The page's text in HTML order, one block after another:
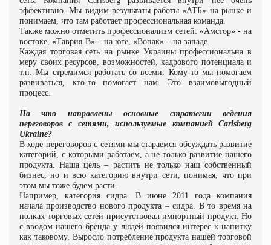
эффективно. Мы видим результаты работы «АТБ» на рынке и
понимаем, что там работает профессиональная команда.
Также можно отметить профессионализм сетей: «Амстор» - на
востоке, «Таврия-В» – на юге, «Вопак» – на западе.
Каждая торговая сеть на рынке Украины профессиональна в
меру своих ресурсов, возможностей, кадрового потенциала и
т.п. Мы стремимся работать со всеми. Кому-то мы помогаем
развиваться, кто-то помогает нам. Это взаимовыгодный
процесс.
На что направлены основные стратегии ведения
переговоров с сетями, используемые компанией Carlsberg
Ukraine?
В ходе переговоров с сетями мы стараемся обсуждать развитие
категорий, с которыми работаем, а не только развитие нашего
продукта. Наша цель – растить не только наш собственный
бизнес, но и всю категорию внутри сети, понимая, что при
этом мы тоже будем расти.
Например, категория сидра. В июне 2011 года компания
начала производство нового продукта – сидра. В то время на
полках торговых сетей присутствовал импортный продукт. Но
с вводом нашего бренда у людей появился интерес к напитку
как таковому. Выросло потребление продукта нашей торговой